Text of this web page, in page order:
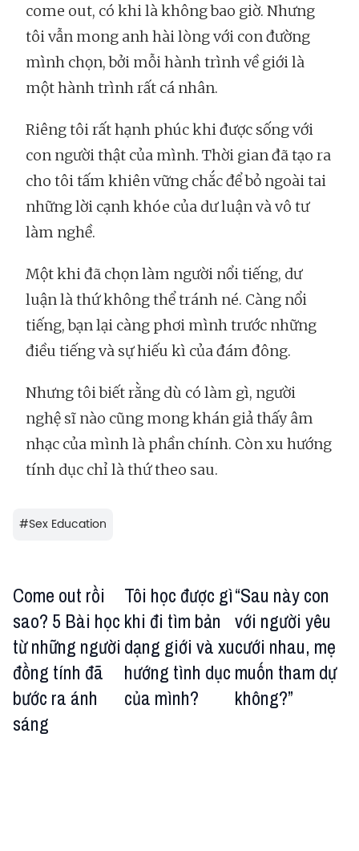
come out, có khi là không bao giờ. Nhưng
tôi vẫn mong anh hài lòng với con đường
mình chọn, bởi mỗi hành trình về giới là
một hành trình rất cá nhân.
Riêng tôi rất hạnh phúc khi được sống với
con người thật của mình. Thời gian đã tạo ra
cho tôi tấm khiên vững chắc để bỏ ngoài tai
những lời cạnh khóe của dư luận và vô tư
làm nghề.
Một khi đã chọn làm người nổi tiếng, dư
luận là thứ không thể tránh né. Càng nổi
tiếng, bạn lại càng phơi mình trước những
điều tiếng và sự hiếu kì của đám đông.
Nhưng tôi biết rằng dù có làm gì, người
nghệ sĩ nào cũng mong khán giả thấy âm
nhạc của mình là phần chính. Còn xu hướng
tính dục chỉ là thứ theo sau.
#Sex Education
Come out rồi
sao? 5 Bài học
từ những người
đồng tính đã
bước ra ánh
sáng
Tôi học được gì
khi đi tìm bản
dạng giới và xu
hướng tình dục
của mình?
“Sau này con
với người yêu
cưới nhau, mẹ
muốn tham dự
không?”